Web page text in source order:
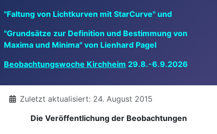
"Faltung von Lichtkurven mit StarCurve" und
"Grundsätze zur Definition und Bestimmung von
Maxima und Minima" von Lienhard Pagel
Beobachtungswoche Kirchheim 29.8.-6.9.2026
DetailsZuletzt aktualisiert: 24. August 2015
Die Veröffentlichung der Beobachtungen